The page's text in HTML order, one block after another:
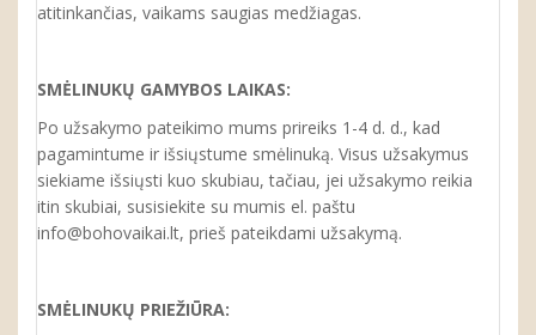
atitinkančias, vaikams saugias medžiagas.
SMĖLINUKŲ GAMYBOS LAIKAS:
Po užsakymo pateikimo mums prireiks 1-4 d. d., kad
pagamintume ir išsiųstume smėlinuką. Visus užsakymus
siekiame išsiųsti kuo skubiau, tačiau, jei užsakymo reikia
itin skubiai, susisiekite su mumis el. paštu
info@bohovaikai.lt, prieš pateikdami užsakymą.
SMĖLINUKŲ PRIEŽIŪRA: